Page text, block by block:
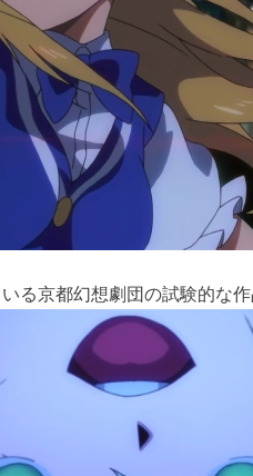
る京都幻想劇団の試験的な作